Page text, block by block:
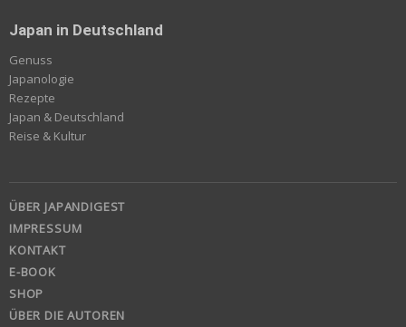
Japan in Deutschland
Genuss
Japanologie
Rezepte
Japan & Deutschland
Reise & Kultur
ÜBER JAPANDIGEST
IMPRESSUM
KONTAKT
E-BOOK
SHOP
ÜBER DIE AUTOREN